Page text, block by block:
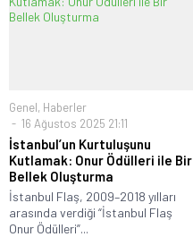
Genel, Haberler
16 Ağustos 2025 21:11
İstanbul’un Kurtuluşunu
Kutlamak: Onur Ödülleri ile Bir
Bellek Oluşturma
İstanbul Flaş, 2009–2018 yılları
arasında verdiği “İstanbul Flaş
Onur Ödülleri”...